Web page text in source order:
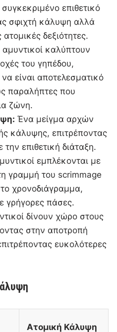
επιθετικό
σφιχτή κάλυψη αλλά
δεξιότητες.
αμυντικοί καλύπτουν
του γηπέδου,
είναι αποτελεσματικό
παραλήπτες που
ζώνη.
Ένα μείγμα αρχών
κάλυψης, επιτρέποντας
επιθετική διάταξη.
εμπλέκονται με
γραμμή του scrimmage
χρονοδιάγραμμα,
γρήγορες πάσες.
δίνουν χώρο στους
στην αποτροπή
ευκολότερες
Ατομική Κάλυψη